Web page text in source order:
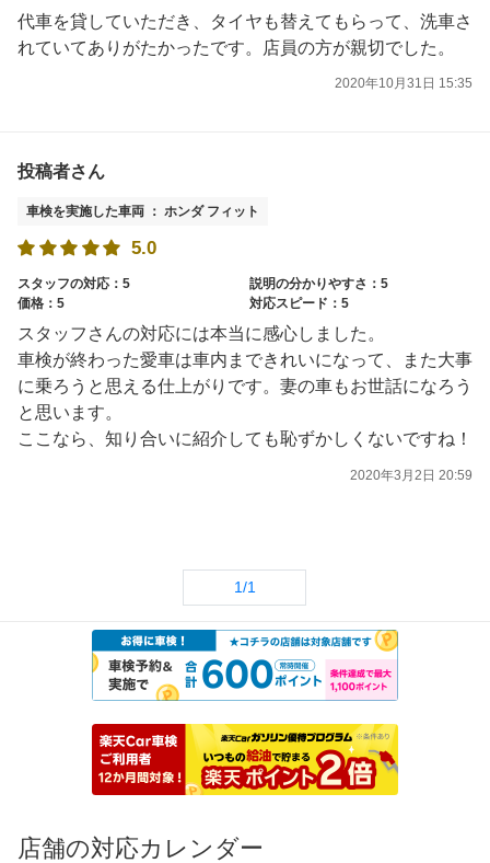
代車を貸していただき、タイヤも替えてもらって、洗車さ
れていてありがたかったです。店員の方が親切でした。
2020年10月31日 15:35
投稿者さん
車検を実施した車両 ： ホンダ フィット
5.0
スタッフの対応：5
説明の分かりやすさ：5
価格：5
対応スピード：5
スタッフさんの対応には本当に感心しました。
車検が終わった愛車は車内まできれいになって、また大事
に乗ろうと思える仕上がりです。妻の車もお世話になろう
と思います。
ここなら、知り合いに紹介しても恥ずかしくないですね！
2020年3月2日 20:59
1/1
店舗の対応カレンダー